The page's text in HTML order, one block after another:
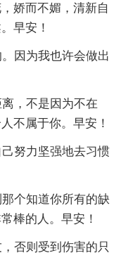
娇而不媚，清新自
早安！
因为我也许会做出
，不是因为不在
不属于你。早安！
努力坚强地去习惯
个知道你所有的缺
棒的人。早安！
否则受到伤害的只